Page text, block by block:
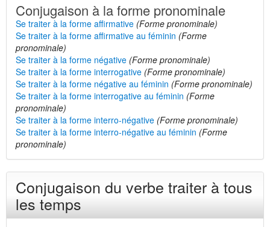
Conjugaison à la forme pronominale
Se traiter à la forme affirmative (Forme pronominale)
Se traiter à la forme affirmative au féminin (Forme
pronominale)
Se traiter à la forme négative (Forme pronominale)
Se traiter à la forme interrogative (Forme pronominale)
Se traiter à la forme négative au féminin (Forme pronominale)
Se traiter à la forme interrogative au féminin (Forme
pronominale)
Se traiter à la forme interro-négative (Forme pronominale)
Se traiter à la forme interro-négative au féminin (Forme
pronominale)
Conjugaison du verbe traiter à tous
les temps